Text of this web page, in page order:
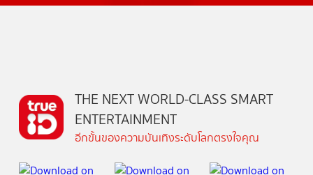
THE NEXT WORLD-CLASS SMART
ENTERTAINMENT
อีกขั้นของความบันเทิงระดับโลกตรงใจคุณ